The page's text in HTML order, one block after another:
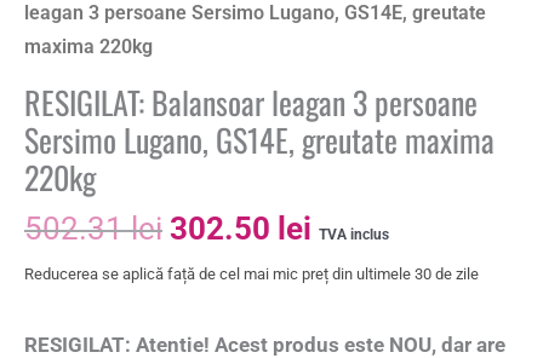
leagan 3 persoane Sersimo Lugano, GS14E, greutate
maxima 220kg
RESIGILAT: Balansoar leagan 3 persoane
Sersimo Lugano, GS14E, greutate maxima
220kg
502.31lei 302.50 lei TVA inclus
Reducerea se aplică față de cel mai mic preț din ultimele 30 de zile
RESIGILAT: Atentie! Acest produs este NOU, dar are